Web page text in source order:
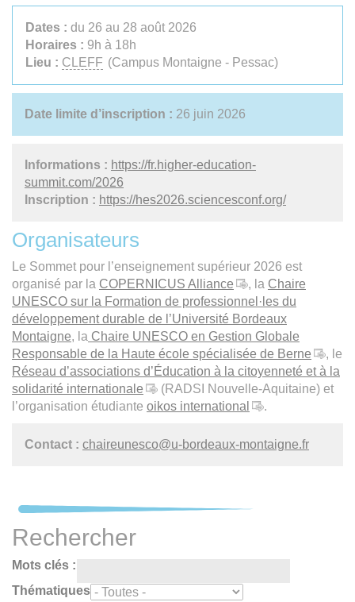
Dates : du 26 au 28 août 2026
Horaires : 9h à 18h
Lieu : CLEFF (Campus Montaigne - Pessac)
Date limite d’inscription : 26 juin 2026
Informations : https://fr.higher-education-
summit.com/2026
Inscription : https://hes2026.sciencesconf.org/
Organisateurs
Le Sommet pour l’enseignement supérieur 2026 est
organisé par la COPERNICUS Alliance , la Chaire
UNESCO sur la Formation de professionnel·les du
développement durable de l’Université Bordeaux
Montaigne, la Chaire UNESCO en Gestion Globale
Responsable de la Haute école spécialisée de Berne
, le
Réseau d’associations d’Éducation à la citoyenneté et à la
solidarité internationale
(RADSI Nouvelle-Aquitaine) et
l’organisation étudiante oikos international .
Contact : chaireunesco@u-bordeaux-montaigne.fr
Rechercher
Mots clés :
Thématiques